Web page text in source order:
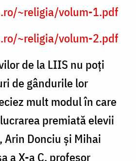
~religia/volum-1.pdf
~religia/volum-2.pdf
de la LIIS nu poți
de gândurile lor
mult modul în care
premiată elevii
Arin Donciu și Mihai
a X-a C, profesor